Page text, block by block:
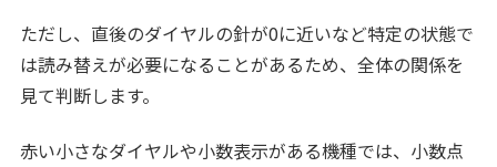
ただし、直後のダイヤルの針が0に近いなど特定の状態で
は読み替えが必要になることがあるため、全体の関係を
見て判断します。
赤い小さなダイヤルや小数表示がある機種では、小数点